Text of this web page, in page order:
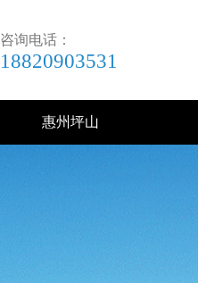
咨询电话：
18820903531
惠州坪山